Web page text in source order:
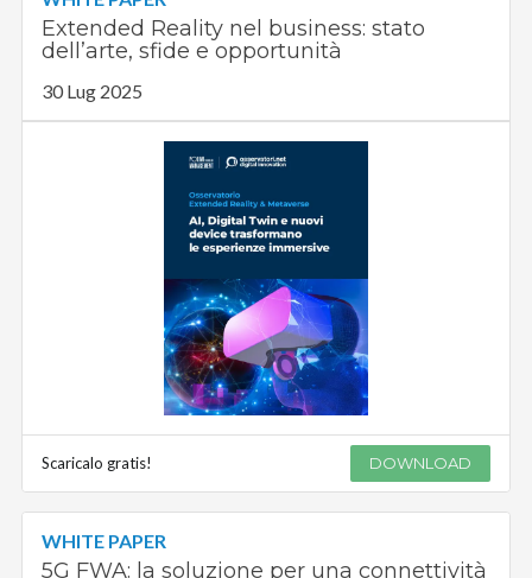
Extended Reality nel business: stato
dell’arte, sfide e opportunità
30 Lug 2025
Scaricalo gratis! DOWNLOAD
WHITE PAPER
5G FWA: la soluzione per una connettività